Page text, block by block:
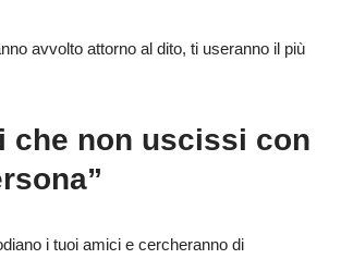
avvolto attorno al dito, ti useranno il più
che non uscissi con
i tuoi amici e cercheranno di